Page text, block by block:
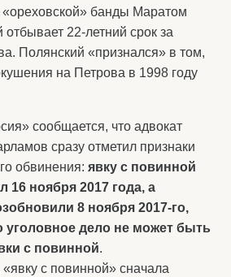
банды Маратом
22-летний срок за
Полянский «признался» в том,
на Петрова в 1998 году
сообщается, что адвокат
сразу отметил признаки
обвинения: явку с повинной
16 ноября 2017 года, а
8 ноября 2017-го,
уголовное дело не может быть
с повинной.
с повинной» сначала